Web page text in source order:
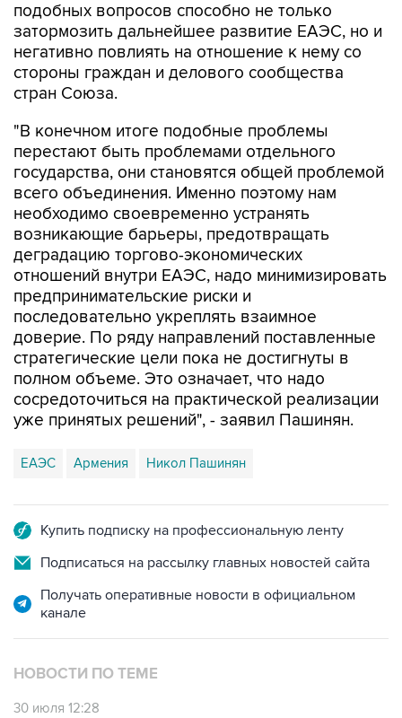
подобных вопросов способно не только
затормозить дальнейшее развитие ЕАЭС, но и
негативно повлиять на отношение к нему со
стороны граждан и делового сообщества
стран Союза.
"В конечном итоге подобные проблемы
перестают быть проблемами отдельного
государства, они становятся общей проблемой
всего объединения. Именно поэтому нам
необходимо своевременно устранять
возникающие барьеры, предотвращать
деградацию торгово-экономических
отношений внутри ЕАЭС, надо минимизировать
предпринимательские риски и
последовательно укреплять взаимное
доверие. По ряду направлений поставленные
стратегические цели пока не достигнуты в
полном объеме. Это означает, что надо
сосредоточиться на практической реализации
уже принятых решений", - заявил Пашинян.
ЕАЭС Армения Никол Пашинян
Купить подписку на профессиональную ленту
Подписаться на рассылку главных новостей сайта
Получать оперативные новости в официальном
канале
НОВОСТИ ПО ТЕМЕ
30 июля 12:28